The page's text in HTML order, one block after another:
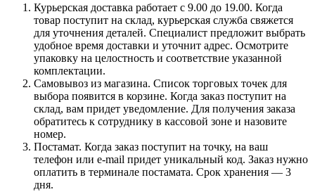
Курьерская доставка работает с 9.00 до 19.00. Когда
товар поступит на склад, курьерская служба свяжется
для уточнения деталей. Специалист предложит выбрать
удобное время доставки и уточнит адрес. Осмотрите
упаковку на целостность и соответствие указанной
комплектации.
Самовывоз из магазина. Список торговых точек для
выбора появится в корзине. Когда заказ поступит на
склад, вам придет уведомление. Для получения заказа
обратитесь к сотруднику в кассовой зоне и назовите
номер.
Постамат. Когда заказ поступит на точку, на ваш
телефон или e-mail придет уникальный код. Заказ нужно
оплатить в терминале постамата. Срок хранения — 3
дня.